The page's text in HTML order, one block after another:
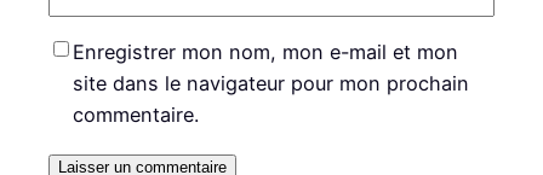
Enregistrer mon nom, mon e-mail et mon
site dans le navigateur pour mon prochain
commentaire.